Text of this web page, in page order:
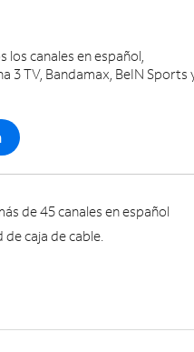
canales en español,
3 TV, Bandamax, BeIN Sports
de 45 canales en español
de caja de cable.